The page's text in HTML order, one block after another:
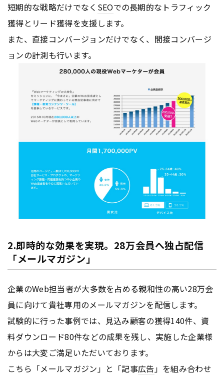
短期的な戦略だけでなく SEOでの長期的なトラフィック
獲得とリード獲得を支援します。
また、直接コンバージョンだけでなく、間接コンバージ
ョンの計測も行います。
2.即時的な効果を実現。28万会員へ独占配信
「メールマガジン」
企業のWeb担当者が大多数を占める親和性の高い28万会
員に向けて貴社専用のメールマガジンを配信します。
試験的に行った事例では、見込み顧客の獲得140件、資
料ダウンロード80件などの成果を残し、実施した企業様
からは大変ご満足いただいております。
こちら「メールマガジン」と「記事広告」を組み合わせ